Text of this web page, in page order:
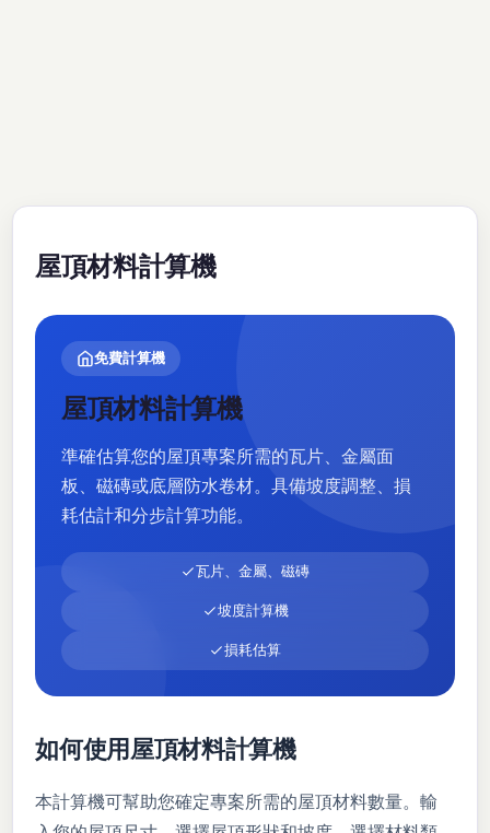
屋頂材料計算機
免費計算機
屋頂材料計算機
準確估算您的屋頂專案所需的瓦片、金屬面
板、磁磚或底層防水卷材。具備坡度調整、損
耗估計和分步計算功能。
瓦片、金屬、磁磚
坡度計算機
損耗估算
如何使用屋頂材料計算機
本計算機可幫助您確定專案所需的屋頂材料數量。輸